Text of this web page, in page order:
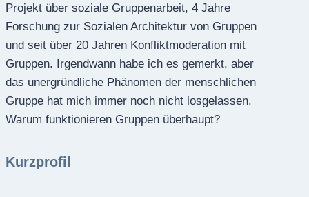
Projekt über soziale Gruppenarbeit, 4 Jahre
Forschung zur Sozialen Architektur von Gruppen
und seit über 20 Jahren Konfliktmoderation mit
Gruppen. Irgendwann habe ich es gemerkt, aber
das unergründliche Phänomen der menschlichen
Gruppe hat mich immer noch nicht losgelassen.
Warum funktionieren Gruppen überhaupt?
Kurzprofil